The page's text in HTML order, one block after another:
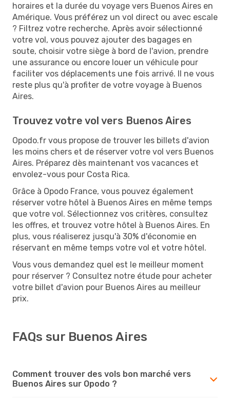
horaires et la durée du voyage vers Buenos Aires en
Amérique. Vous préférez un vol direct ou avec escale
? Filtrez votre recherche. Après avoir sélectionné
votre vol, vous pouvez ajouter des bagages en
soute, choisir votre siège à bord de l'avion, prendre
une assurance ou encore louer un véhicule pour
faciliter vos déplacements une fois arrivé. Il ne vous
reste plus qu'à profiter de votre voyage à Buenos
Aires.
Trouvez votre vol vers Buenos Aires
Opodo.fr vous propose de trouver les billets d'avion
les moins chers et de réserver votre vol vers Buenos
Aires. Préparez dès maintenant vos vacances et
envolez-vous pour Costa Rica.
Grâce à Opodo France, vous pouvez également
réserver votre hôtel à Buenos Aires en même temps
que votre vol. Sélectionnez vos critères, consultez
les offres, et trouvez votre hôtel à Buenos Aires. En
plus, vous réaliserez jusqu'à 30% d'économie en
réservant en même temps votre vol et votre hôtel.
Vous vous demandez quel est le meilleur moment
pour réserver ? Consultez notre étude pour acheter
votre billet d'avion pour Buenos Aires au meilleur
prix.
FAQs sur Buenos Aires
Comment trouver des vols bon marché vers
Buenos Aires sur Opodo ?